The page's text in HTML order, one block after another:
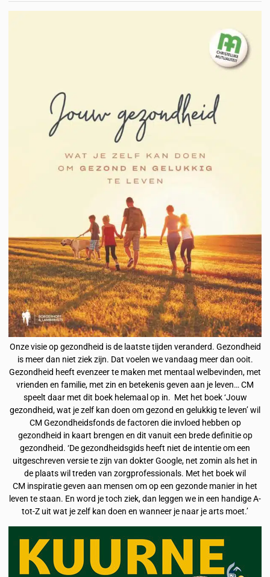
Onze visie op gezondheid is de laatste tijden veranderd. Gezondheid
is meer dan niet ziek zijn. Dat voelen we vandaag meer dan ooit.
Gezondheid heeft evenzeer te maken met mentaal welbevinden, met
vrienden en familie, met zin en betekenis geven aan je leven… CM
speelt daar met dit boek helemaal op in. Met het boek ‘Jouw
gezondheid, wat je zelf kan doen om gezond en gelukkig te leven’ wil
CM Gezondheidsfonds de factoren die invloed hebben op
gezondheid in kaart brengen en dit vanuit een brede definitie op
gezondheid. ‘De gezondheidsgids heeft niet de intentie om een
uitgeschreven versie te zijn van dokter Google, net zomin als het in
de plaats wil treden van zorgprofessionals. Met het boek wil
CM inspiratie geven aan mensen om op een gezonde manier in het
leven te staan. En word je toch ziek, dan leggen we in een handige A-
tot-Z uit wat je zelf kan doen en wanneer je naar je arts moet.’